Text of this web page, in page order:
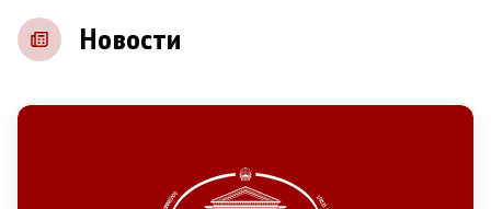
Контакт
Основање на здружение
Новости